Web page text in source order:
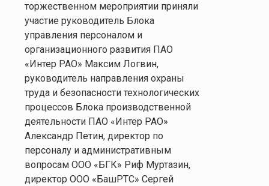
торжественном мероприятии приняли
участие руководитель Блока
управления персоналом и
организационного развития ПАО
«Интер РАО» Максим Логвин,
руководитель направления охраны
труда и безопасности технологических
процессов Блока производственной
деятельности ПАО «Интер РАО»
Александр Петин, директор по
персоналу и административным
вопросам ООО «БГК» Риф Муртазин,
директор ООО «БашРТС» Сергей